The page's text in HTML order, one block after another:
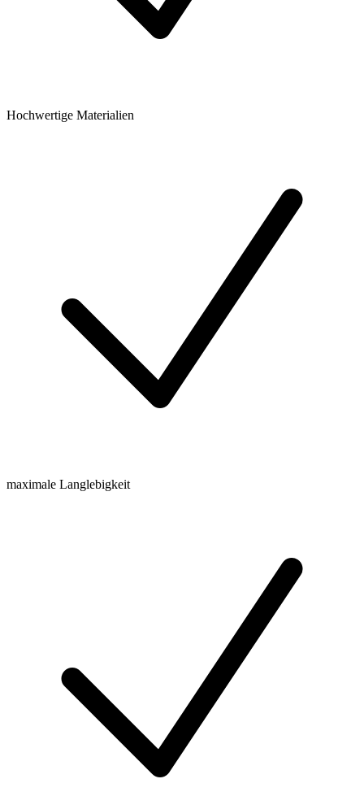
Hochwertige Materialien
maximale Langlebigkeit